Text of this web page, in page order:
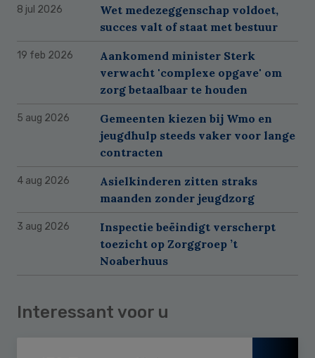
8 jul 2026
Wet medezeggenschap voldoet,
succes valt of staat met bestuur
19 feb 2026
Aankomend minister Sterk
verwacht 'complexe opgave' om
zorg betaalbaar te houden
5 aug 2026
Gemeenten kiezen bij Wmo en
jeugdhulp steeds vaker voor lange
contracten
4 aug 2026
Asielkinderen zitten straks
maanden zonder jeugdzorg
3 aug 2026
Inspectie beëindigt verscherpt
toezicht op Zorggroep ’t
Noaberhuus
Interessant voor u